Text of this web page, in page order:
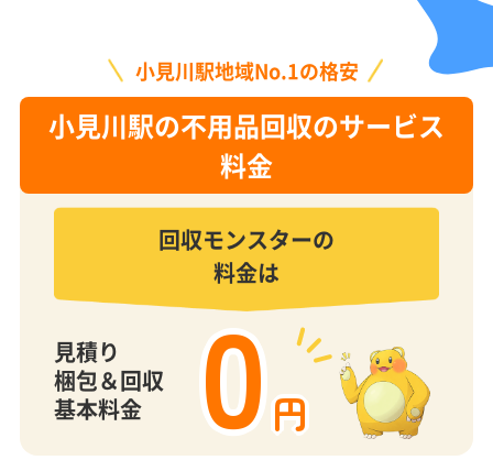
小見川駅地域No.1の格安
小見川駅の不用品回収のサービス
料金
回収モンスターの
料金は
見積り
梱包＆回収
基本料金
0円